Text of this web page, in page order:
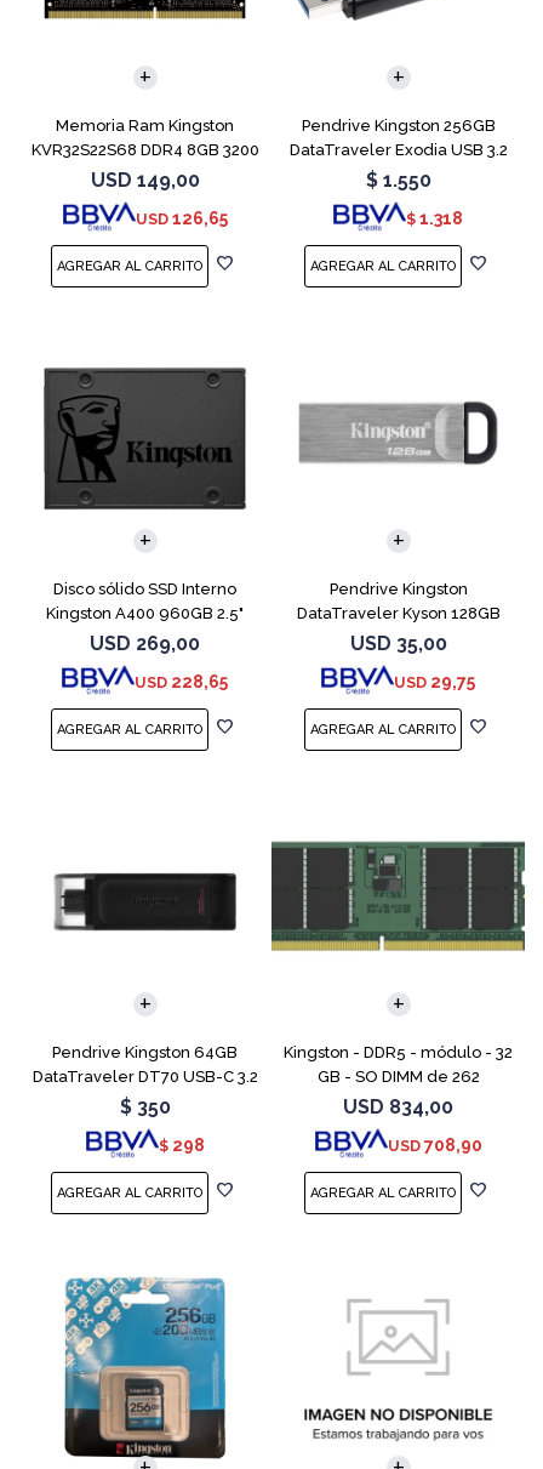
Memoria Ram Kingston
KVR32S22S68 DDR4 8GB 3200
MHz Sodimm
USD 149,00
USD 126,65
Pendrive Kingston 256GB
DataTraveler Exodia USB 3.2
$ 1.550
$ 1.318
Disco sólido SSD Interno
Kingston A400 960GB 2.5"
SATA 3
USD 269,00
USD 228,65
Pendrive Kingston
DataTraveler Kyson 128GB
USB 3.2
USD 35,00
USD 29,75
Pendrive Kingston 64GB
DataTraveler DT70 USB-C 3.2
$ 350
$ 298
Kingston - DDR5 - módulo - 32
GB - SO DIMM de 262
contactos - 5600 MT/s / PC5-
44800 - CL46 - 1.1 V - sin
búfer - no ECC
USD 834,00
USD 708,90